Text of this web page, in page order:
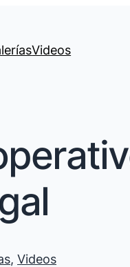
Videos
, Videos